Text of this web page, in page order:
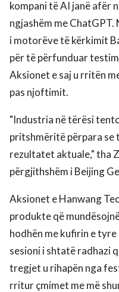
kompani të AI janë afër
ngjashëm me
i motorëve të kërkimit
për të përfunduar
Aksionet e saj u rritën
pas njoftimit.
"Industria në tërësi
pritshmëritë përpara se
rezultatet aktuale," tha
përgjithshëm i Beijing
Aksionet e Hanwang
produkte që
hodhën me kufirin e
sesioni i shtatë radhazi
tregjet u rihapën nga
rritur çmimet me më